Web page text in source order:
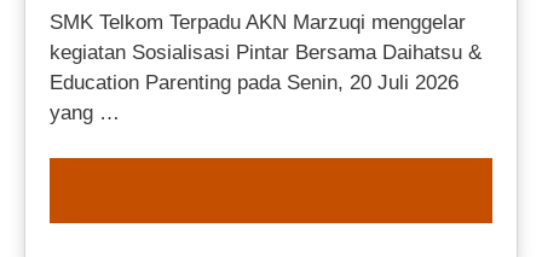
SMK Telkom Terpadu AKN Marzuqi menggelar
kegiatan Sosialisasi Pintar Bersama Daihatsu &
Education Parenting pada Senin, 20 Juli 2026
yang …